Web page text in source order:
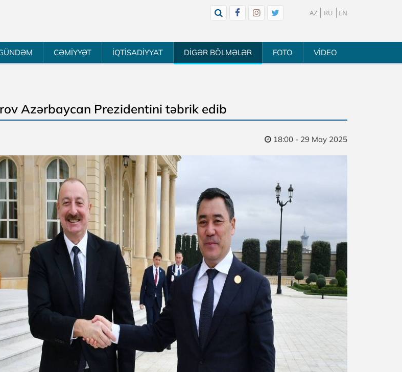
AZ RU EN
CƏMİYYƏT İQTİSADİYYAT DİGƏR BÖLMƏLƏR FOTO VİDEO
Azərbaycan Prezidentini təbrik edib
18:00 - 29 May 2025